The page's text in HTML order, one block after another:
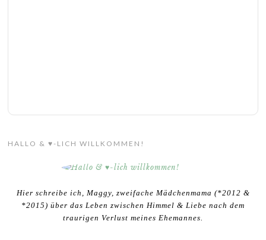
HALLO & ♥-LICH WILLKOMMEN!
Hier schreibe ich, Maggy, zweifache Mädchenmama (*2012 &
*2015) über das Leben zwischen Himmel & Liebe nach dem
traurigen Verlust meines Ehemannes.